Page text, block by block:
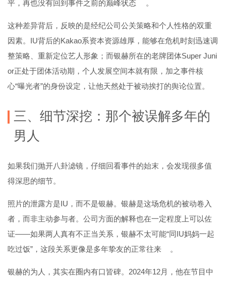
平，再也没有回到事件之前的巅峰状态
。
这种差异背后，反映的是经纪公司公关策略和个人性格的双重
因素。IU背后的Kakao系资本资源雄厚，能够在危机时刻迅速调
整策略、重新定位艺人形象；而银赫所在的老牌团体Super Juni
or正处于团体活动期，个人发展空间本就有限，加之事件核
心“曝光者”的身份设定，让他天然处于被动挨打的舆论位置。
三、细节深挖：那个被误解多年的
男人
如果我们抛开八卦滤镜，仔细回看事件的始末，会发现很多值
得深思的细节。
照片的泄露方是IU，而不是银赫。银赫是这场危机的被动卷入
者，而非主动参与者。公司方面的解释也在一定程度上可以佐
证——如果两人真有不正当关系，银赫不太可能“同IU妈妈一起
吃过饭”，这段关系更像是多年挚友的正常往来
。
银赫的为人，其实在圈内有口皆碑。2024年12月，他在节目中